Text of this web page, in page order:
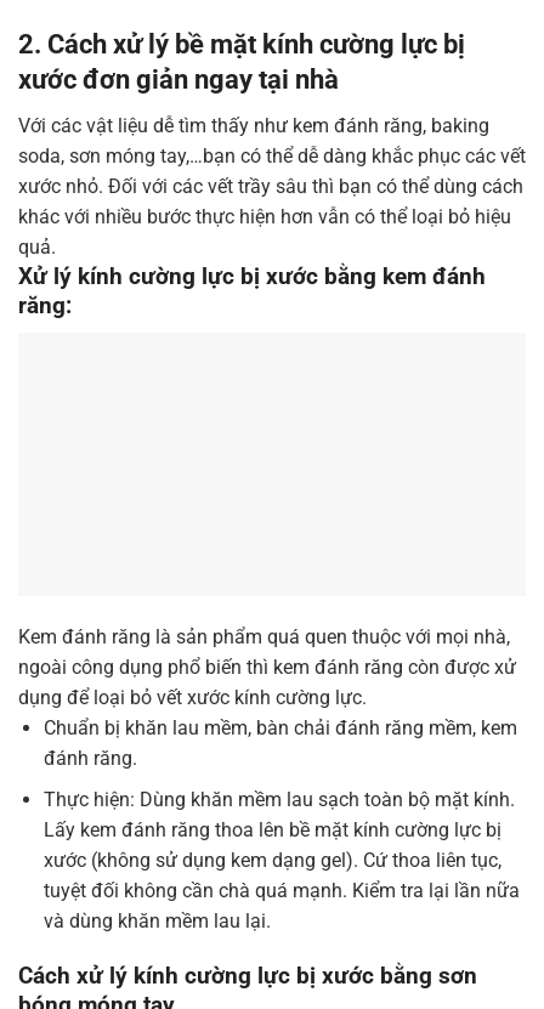
2. Cách xử lý bề mặt kính cường lực bị
xước đơn giản ngay tại nhà
Với các vật liệu dễ tìm thấy như kem đánh răng, baking
soda, sơn móng tay,…bạn có thể dễ dàng khắc phục các vết
xước nhỏ. Đối với các vết trầy sâu thì bạn có thể dùng cách
khác với nhiều bước thực hiện hơn vẫn có thể loại bỏ hiệu
quả.
Xử lý kính cường lực bị xước bằng kem đánh
răng:
Kem đánh răng là sản phẩm quá quen thuộc với mọi nhà,
ngoài công dụng phổ biến thì kem đánh răng còn được xử
dụng để loại bỏ vết xước kính cường lực.
Chuẩn bị khăn lau mềm, bàn chải đánh răng mềm, kem
đánh răng.
Thực hiện: Dùng khăn mềm lau sạch toàn bộ mặt kính.
Lấy kem đánh răng thoa lên bề mặt kính cường lực bị
xước (không sử dụng kem dạng gel). Cứ thoa liên tục,
tuyệt đối không cần chà quá mạnh. Kiểm tra lại lần nữa
và dùng khăn mềm lau lại.
Cách xử lý kính cường lực bị xước bằng sơn